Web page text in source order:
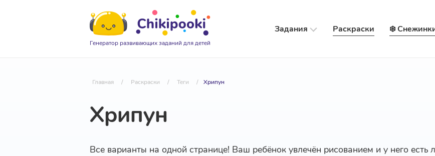
Генератор развивающих заданий для детей
Задания Раскраски ❄️
Главная / Раскраски / Теги / Хрипун
Хрипун
Все варианты на одной странице! Ваш ребёнок увлечён рисованием и у него